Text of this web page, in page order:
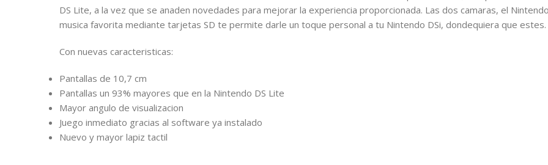
DS Lite, a la vez que se anaden novedades para mejorar la experiencia proporcionada. Las dos camaras, el
musica favorita mediante tarjetas SD te permite darle un toque personal a tu Nintendo DSi, dondequiera que estes.
Con nuevas caracteristicas:
Pantallas de 10,7 cm
Pantallas un 93% mayores que en la Nintendo DS Lite
Mayor angulo de visualizacion
Juego inmediato gracias al software ya instalado
Nuevo y mayor lapiz tactil